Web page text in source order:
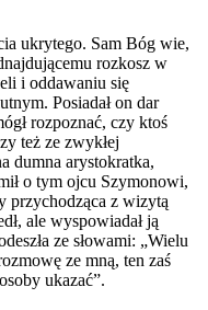
ukrytego. Sam Bóg wie,
rozkosz w
i oddawaniu się
Posiadał on dar
rozpoznać, czy ktoś
też ze zwykłej
dumna arystokratka,
o tym ojcu Szymonowi,
przychodząca z wizytą
ale wyspowiadał ją
ze słowami: „Wielu
ze mną, ten zaś
ukazać”.